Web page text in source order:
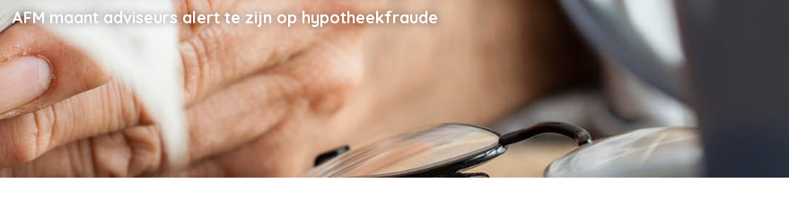
AFM maant adviseurs alert te zijn op hypotheekfraude